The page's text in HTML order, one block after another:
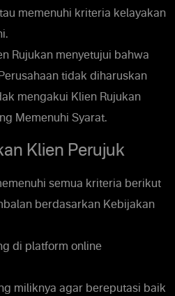
memenuhi kriteria kelayakan
Rujukan menyetujui bahwa
tidak diharuskan
mengakui Klien Rujukan
Memenuhi Syarat.
Klien Perujuk
semua kriteria berikut
berdasarkan Kebijakan
di platform online
miliknya agar bereputasi baik